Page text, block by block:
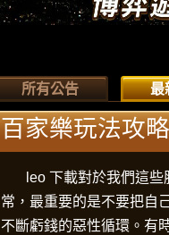
所有公告 最
百家樂玩法攻略
leo 下載對於我們這些
常，最重要的是不要把自
不斷虧錢的惡性循環。有